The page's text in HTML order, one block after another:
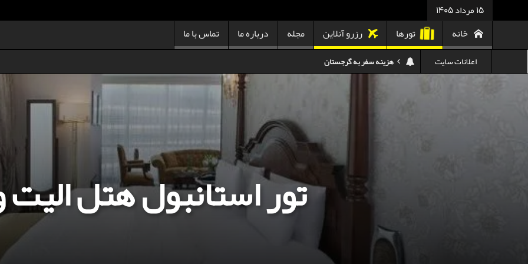
15 مرداد 1405
خانه تورها رزرو آنلاین مجله درباره ما تماس با ما
اعلانات سایت
هزینه سفر به تایلند
کدام هواپیمایی کدام ترمینال مهرآباد؟
هزینه تفریحات استانبول ۲۰۲۵
سفر به ارمنستان | دیدنی‌ها و تجربیات جذاب
معرفی بهترین غذاهای محلی و خیابانی دبیتور استانبول هتل